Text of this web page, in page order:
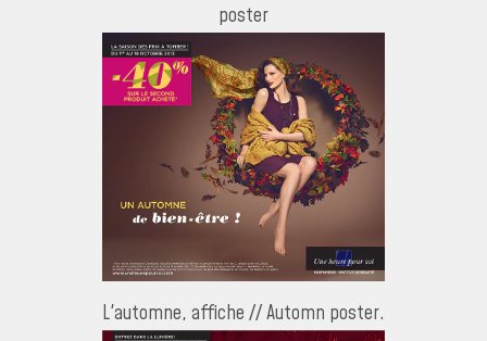
poster
L'automne, affiche // Automn poster.